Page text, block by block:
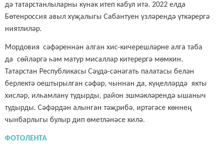
дә татарстанлыларны кунак итеп кабул итә. 2022 елда
Бөтенроссия авыл хуҗалыгы Сабантуен үзләрендә үткәрергә
ниятлиләр.
Мордовия сәфәреннән алган хис-кичерешләрне алга таба
да сөйләргә һәм матур мисаллар китерергә мөмкин.
Татарстан Республикасы Сәүдә-сәнәгать палатасы белән
берлектә оештырылган сәфәр, чыннан да, күңелләрдә якты
хисләр, илһамлану тудырды, район эшмәкләрендә ышаныч
тудырды. Сәфәрдән алынган тәҗрибә, иртәгәсе көннең
чынбарлыгы булыр дип өметләнәсе килә.
ФОТОЛЕНТА